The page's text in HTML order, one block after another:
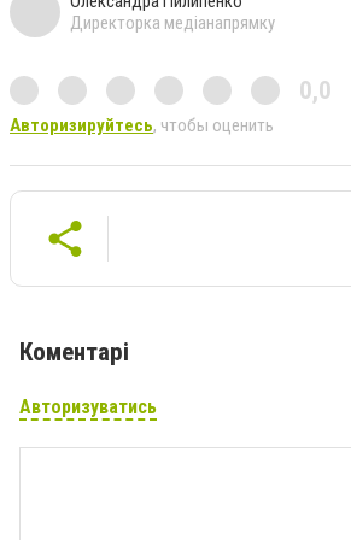
Директорка медіанапрямку
0,0
Авторизируйтесь, чтобы оценить
Коментарі
Авторизуватись